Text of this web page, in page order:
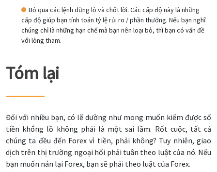
Bỏ qua các lệnh dừng lỗ và chốt lời. Các cấp độ này là những
cấp độ giúp bạn tính toán tỷ lệ rủi ro / phần thưởng. Nếu bạn nghĩ
chúng chỉ là những hạn chế mà bạn nên loại bỏ, thì bạn có vấn đề
với lòng tham.
Tóm lại
Đối với nhiều bạn, có lẽ dường như mong muốn kiếm được số
tiền khổng lồ không phải là một sai lầm. Rốt cuộc, tất cả
chúng ta đều đến Forex vì tiền, phải không? Tuy nhiên, giao
dịch trên thị trường ngoại hối phải tuân theo luật của nó. Nếu
bạn muốn nán lại Forex, bạn sẽ phải theo luật của Forex.